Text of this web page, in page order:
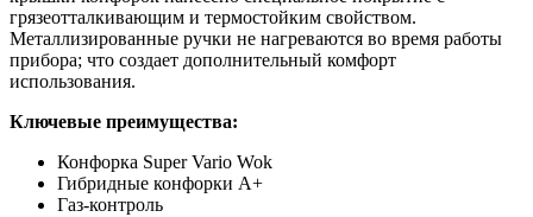
грязеотталкивающим и термостойким свойством.
Металлизированные ручки не нагреваются во время работы
прибора; что создает дополнительный комфорт
использования.
Ключевые преимущества:
Конфорка Super Vario Wok
Гибридные конфорки A+
Газ-контроль